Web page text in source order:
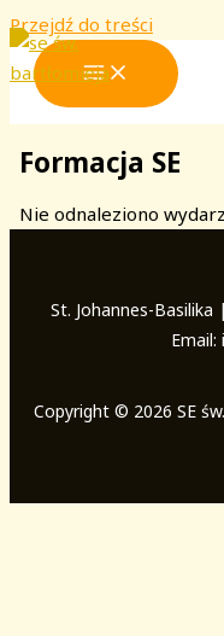
Przejdź do treści
Formacja SE
Nie odnaleziono
St. Johannes-
Email:
Copyright © 2026 SE